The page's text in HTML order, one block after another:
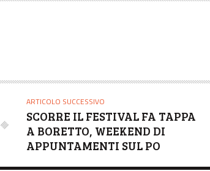
ARTICOLO SUCCESSIVO
SCORRE IL FESTIVAL FA TAPPA
A BORETTO, WEEKEND DI
APPUNTAMENTI SUL PO